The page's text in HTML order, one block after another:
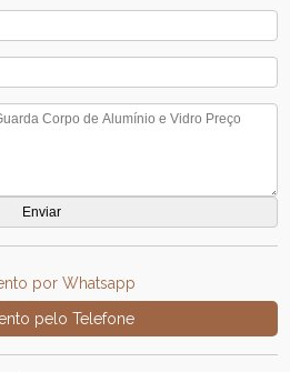
por Whatsapp
pelo Telefone